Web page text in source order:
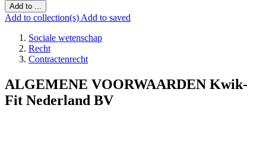
Add to ...
Add to collection(s) Add to saved
Sociale wetenschap
Recht
Contractenrecht
ALGEMENE VOORWAARDEN Kwik-
Fit Nederland BV